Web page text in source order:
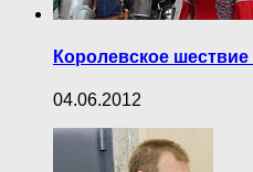
Королевское
04.06.2012